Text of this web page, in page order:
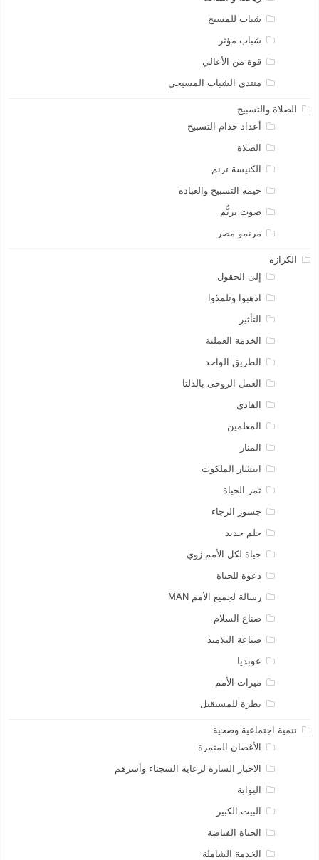
شباب للمسيح
شباب مؤثر
قوة من الأعالي
منتدي الشباب المسيحي
الصلاة والتسبيح
أعداد خدام التسبيح
الصلاة
الكنيسة ترنم
خيمة التسبيح والعبادة
صوت ترنُّم
مرنمو مصر
الكرازة
إلى الحقول
اذهبوا وتلمذوا
التأثير
الخدمة العملية
الطريق الواحد
العمل الروحى بالدلتا
الفادي
المعلمين
المنار
انتشار الملكوت
ثمر الحياة
جسور الرجاء
حلم جديد
حياة لكل الأمم زوي
دعوة للحياة
رسالة لجميع الأمم MAN
صناع السلام
صناعة التلاميذ
عوبديا
ميراث الأمم
نظرة للمستقبل
تنمية اجتماعية وصحية
الأغصان المثمرة
الاخبار السارة لرعاية السجناء وأسرهم
البوابة
البيت الكبير
الحياة الفياضة
الخدمة الشاملة